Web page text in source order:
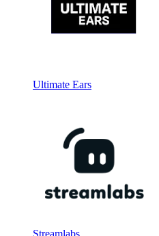
Ultimate Ears
Streamlabs